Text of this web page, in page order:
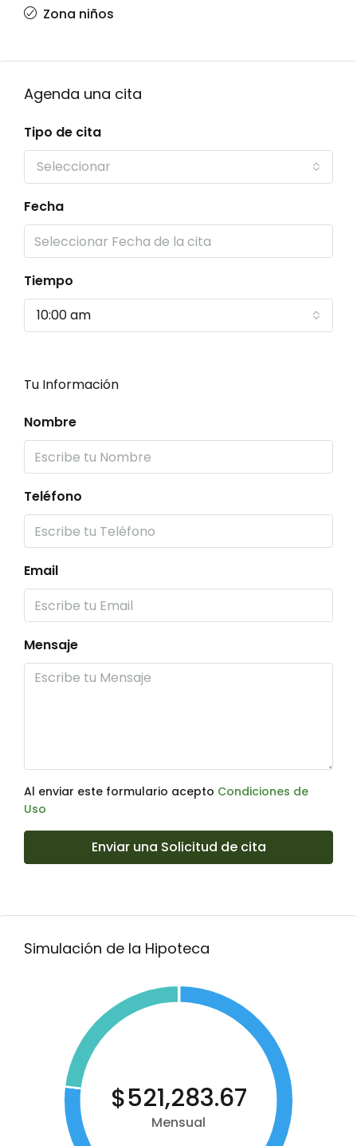
Zona niños
Agenda una cita
Tipo de cita
Seleccionar
Fecha
Tiempo
10:00 am
Tu Información
Nombre
Teléfono
Email
Mensaje
Al enviar este formulario acepto Condiciones de
Uso
Enviar una Solicitud de cita
Simulación de la Hipoteca
$521,283.67
Mensual